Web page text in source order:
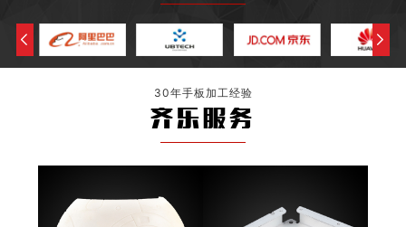
30年手板加工经验
齐乐服务